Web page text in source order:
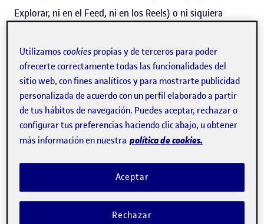
Explorar, ni en el Feed, ni en los Reels) o ni siquiera
Búsqueda. "Es un fenómeno que no solo va ligado a
dinámicas internas y de transparencia de las plataformas,
sino que también esusado como queja habitual de
algunos creadores de contenido cuando consideran no
haber llegado a la visibilidad merecida", comenta
Alexandre López-Borrull, profesor de losEstudios de
Ciencias de la Información y de la Comunicación de la
Lo que queda aún por descubrir es
Utilizamoscookies propias y de terceros para poder
ofrecerte correctamente todas las funcionalidades del
sitio web, con fines analíticos y para mostrarte publicidad
personalizada de acuerdo con un perfil elaborado a partir
de tus hábitos de navegación. Puedes aceptar, rechazar o
configurar tus preferencias haciendo clic abajo, u obtener
más información en nuestra política de cookies.
Rechazar
Aceptar